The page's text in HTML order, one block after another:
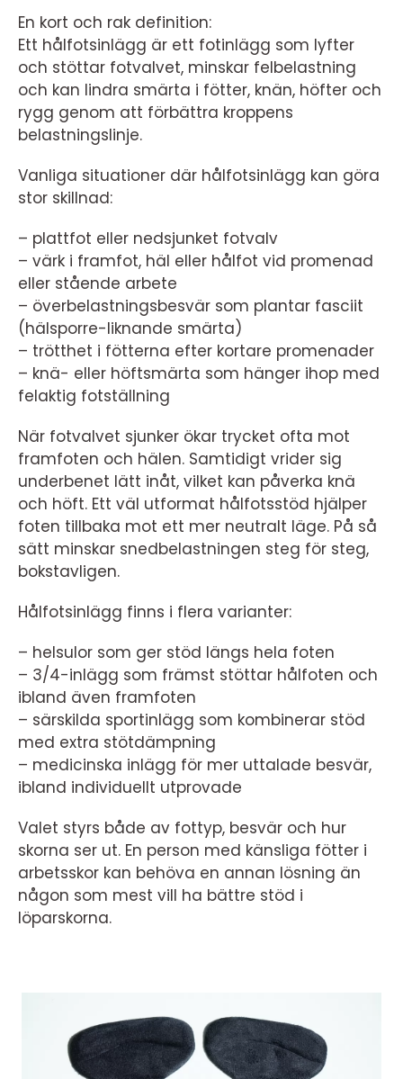
En kort och rak definition:
Ett hålfotsinlägg är ett fotinlägg som lyfter
och stöttar fotvalvet, minskar felbelastning
och kan lindra smärta i fötter, knän, höfter och
rygg genom att förbättra kroppens
belastningslinje.
Vanliga situationer där hålfotsinlägg kan göra
stor skillnad:
– plattfot eller nedsjunket fotvalv
– värk i framfot, häl eller hålfot vid promenad
eller stående arbete
– överbelastningsbesvär som plantar fasciit
(hälsporre-liknande smärta)
– trötthet i fötterna efter kortare promenader
– knä- eller höftsmärta som hänger ihop med
felaktig fotställning
När fotvalvet sjunker ökar trycket ofta mot
framfoten och hälen. Samtidigt vrider sig
underbenet lätt inåt, vilket kan påverka knä
och höft. Ett väl utformat hålfotsstöd hjälper
foten tillbaka mot ett mer neutralt läge. På så
sätt minskar snedbelastningen steg för steg,
bokstavligen.
Hålfotsinlägg finns i flera varianter:
– helsulor som ger stöd längs hela foten
– 3/4-inlägg som främst stöttar hålfoten och
ibland även framfoten
– särskilda sportinlägg som kombinerar stöd
med extra stötdämpning
– medicinska inlägg för mer uttalade besvär,
ibland individuellt utprovade
Valet styrs både av fottyp, besvär och hur
skorna ser ut. En person med känsliga fötter i
arbetsskor kan behöva en annan lösning än
någon som mest vill ha bättre stöd i
löparskorna.